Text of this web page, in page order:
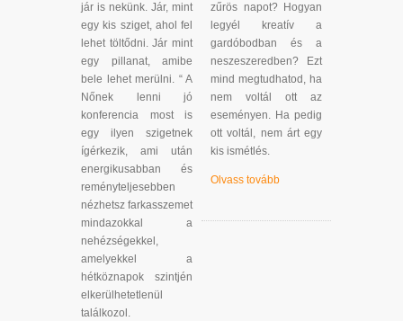
jár is nekünk. Jár, mint
egy kis sziget, ahol fel
lehet töltődni. Jár mint
egy pillanat, amibe
bele lehet merülni. “ A
Nőnek lenni jó
konferencia most is
egy ilyen szigetnek
ígérkezik, ami után
energikusabban és
reményteljesebben
nézhetsz farkasszemet
mindazokkal a
nehézségekkel,
amelyekkel a
hétköznapok szintjén
elkerülhetetlenül
találkozol.
zűrös napot? Hogyan
legyél kreatív a
gardóbodban és a
neszeszeredben? Ezt
mind megtudhatod, ha
nem voltál ott az
eseményen. Ha pedig
ott voltál, nem árt egy
kis ismétlés.
Olvass tovább